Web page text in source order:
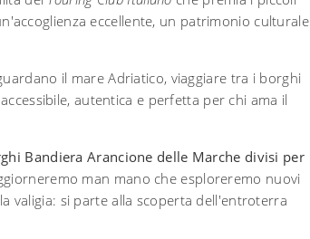
eccellente, un patrimonio culturale
il mare Adriatico, viaggiare tra i borghi
autentica e perfetta per chi ama il
Bandiera Arancione delle Marche divisi per
man mano che esploreremo nuovi
valigia: si parte alla scoperta dell'entroterra